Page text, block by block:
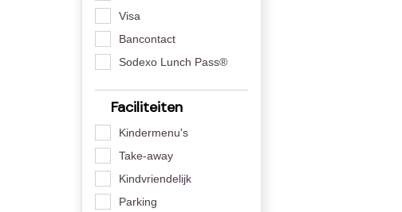
Visa
Bancontact
Sodexo Lunch Pass®
Faciliteiten
Kindermenu's
Take-away
Kindvriendelijk
Parking